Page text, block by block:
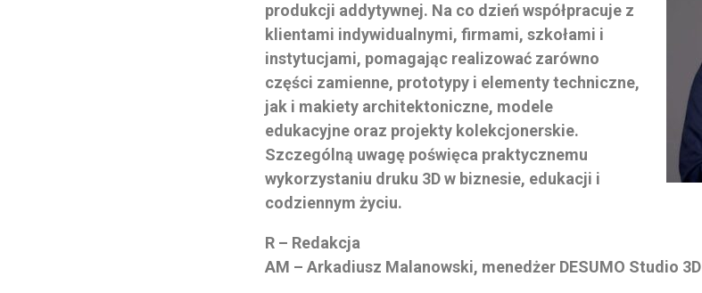
produkcji addytywnej. Na co dzień współpracuje z
klientami indywidualnymi, firmami, szkołami i
instytucjami, pomagając realizować zarówno
części zamienne, prototypy i elementy techniczne,
jak i makiety architektoniczne, modele
edukacyjne oraz projekty kolekcjonerskie.
Szczególną uwagę poświęca praktycznemu
wykorzystaniu druku 3D w biznesie, edukacji i
codziennym życiu.
R – Redakcja
AM – Arkadiusz Malanowski, menedżer DESUMO Studio 3D